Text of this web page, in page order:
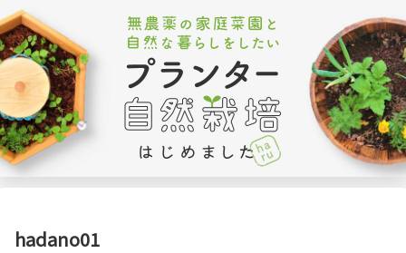
hadano01